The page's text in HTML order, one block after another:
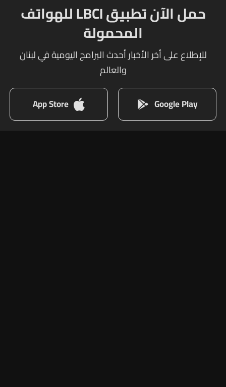
حمل الآن تطبيق LBCI للهواتف
المحمولة
للإطلاع على أخر الأخبار أحدث البرامج اليومية في لبنان
والعالم
Google Play
App Store